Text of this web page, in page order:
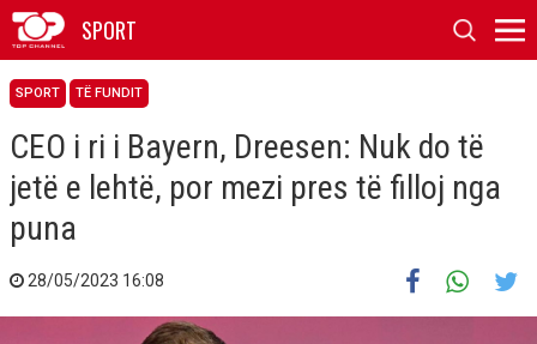
SPORT
SPORT TË FUNDIT
CEO i ri i Bayern, Dreesen: Nuk do të
jetë e lehtë, por mezi pres të filloj nga
puna
28/05/2023 16:08